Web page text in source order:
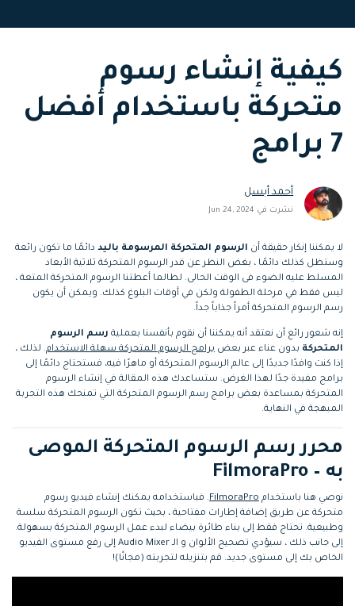
تعلم المعرفة الأساسية في تحرير
الفيديو
اكتشف كيفية إنشاء تأثيرات خاصة
تابع Filmora على:
Blog
كيفية إنشاء رسوم
متحركة باستخدام أفضل
7 برامج
أحمد أبسل
نشرت في Jun 24, 2024
لا يمكننا إنكار حقيقة أن الرسوم المتحركة المرسومة باليد دائمًا ما تكون رائعة
وستظل كذلك دائمًا ، بغض النظر عن قدر الرسوم المتحركة ثلاثية الأبعاد
المسلط عليه الضوء فى الوقت الحالى. لطالما أعطتنا الرسوم المتحركة المتعة ،
ليس فقط في مرحلة الطفولة ولكن في أوقات البلوغ كذلك. ويمكن أن يكون
رسم الرسوم المتحركة أمراً جذاباً جداً.
إنه شعور رائع أن نعتقد أنه يمكننا أن نقوم بأنفسنا بعملية رسم الرسوم
المتحركة بدون عناء عبر بعض برامج الرسوم المتحركة سهلة الاستخدام. لذلك ،
إذا كنت وافدًا جديدًا إلى عالم الرسوم المتحركة أو ماهرًا فيه، فستحتاج دائمًا إلى
برامج مفيدة جدًا لهذا الغرض. ستساعدك هذه المقالة في إنشاء الرسوم
المتحركة بمساعدة بعض برامج رسم الرسوم المتحركة التي تمنحك هذه التجربة
المبهجة في النهاية.
محرر رسم الرسوم المتحركة الموصى
به – FilmoraPro
نوصي هنا باستخدام FilmoraPro. فباستخدامه يمكنك إنشاء فيديو رسوم
متحركة عن طريق إضافة إطارات مفتاحية ، بحيث تكون الرسوم المتحركة سلسة
وطبيعية. تحتاج فقط إلى بناء طائرة بيضاء لبدء عمل الرسوم المتحركة بسهولة.
إلى جانب ذلك ، سيؤدي تصحيح الألوان و الـ Audio Mixer إلى رفع مستوى الفيديو
الخاص بك إلى مستوى جديد. قم بتنزيله لتجربته (مجانًا)!